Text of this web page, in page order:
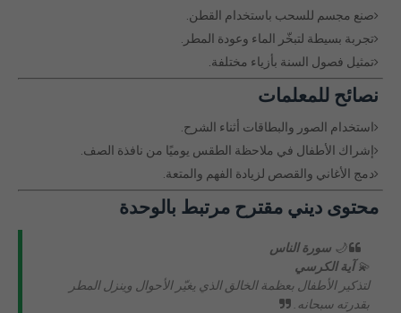
صنع مجسم للسحب باستخدام القطن.
تجربة بسيطة لتبخّر الماء وعودة المطر.
تمثيل فصول السنة بأزياء مختلفة.
نصائح للمعلمات
استخدام الصور والبطاقات أثناء الشرح.
إشراك الأطفال في ملاحظة الطقس يوميًا من نافذة الصف.
دمج الأغاني والقصص لزيادة الفهم والمتعة.
محتوى ديني مقترح مرتبط بالوحدة
🌙 سورة الناس
💫آية الكرسي
لتذكير الأطفال بعظمة الخالق الذي يغيّر الأحوال وينزل المطر
بقدرته سبحانه.